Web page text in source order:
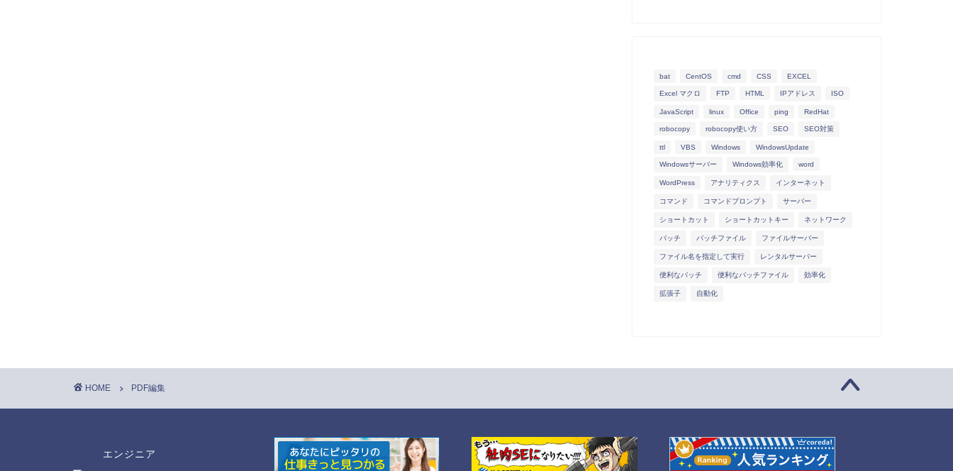
bat CentOS cmd CSS EXCEL
Excel マクロ FTP HTML IPアドレス ISO
JavaScript linux Office ping RedHat
robocopy robocopy使い方 SEO SEO対策
ttl VBS Windows WindowsUpdate
Windowsサーバー Windows効率化 word
WordPress アナリティクス インターネット
コマンド コマンドプロンプト サーバー
ショートカット ショートカットキー ネットワーク
バッチ バッチファイル ファイルサーバー
ファイル名を指定して実行 レンタルサーバー
便利なバッチ 便利なバッチファイル 効率化
拡張子 自動化
HOME PDF編集
エンジニア